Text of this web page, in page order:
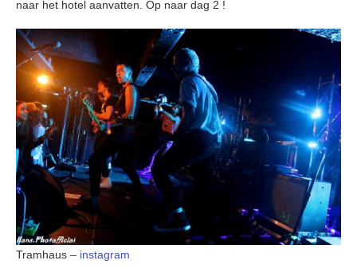
naar het hotel aanvatten. Op naar dag 2 !
Tramhaus – instagram